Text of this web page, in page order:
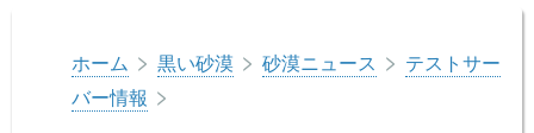
ホーム > 黒い砂漠 > 砂漠ニュース > テストサー
バー情報 >